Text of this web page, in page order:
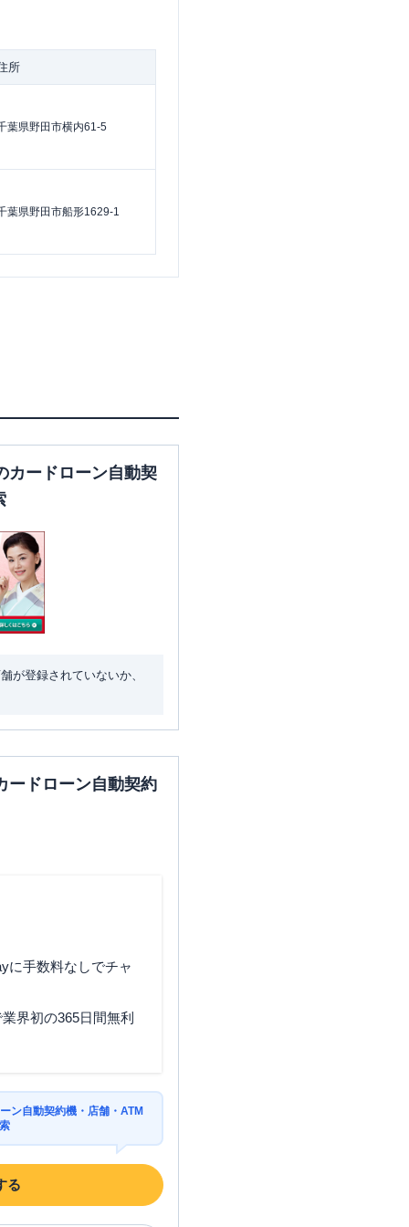
所
葉県野田市横内61-5
葉県野田市船形1629-1
カードローン自動契
が登録されていないか、
ードローン自動契約
に手数料なしでチャ
界初の365日間無利
ン自動契約機・店舗・ATM
る